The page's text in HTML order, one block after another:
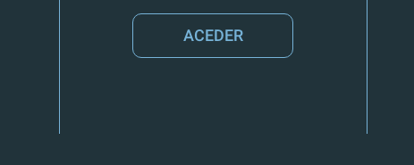
ACEDER